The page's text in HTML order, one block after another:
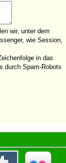
wir, unter dem
wie Session,
in das
durch Spam-Robots